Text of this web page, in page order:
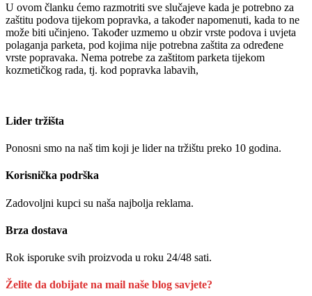
U ovom članku ćemo razmotriti sve slučajeve kada je potrebno za
zaštitu podova tijekom popravka, a također napomenuti, kada to ne
može biti učinjeno. Također uzmemo u obzir vrste podova i uvjeta
polaganja parketa, pod kojima nije potrebna zaštita za određene
vrste popravaka. Nema potrebe za zaštitom parketa tijekom
kozmetičkog rada, tj. kod popravka labavih,
Lider tržišta
Ponosni smo na naš tim koji je lider na tržištu preko 10 godina.
Korisnička podrška
Zadovoljni kupci su naša najbolja reklama.
Brza dostava
Rok isporuke svih proizvoda u roku 24/48 sati.
Želite da dobijate na mail naše blog savjete?